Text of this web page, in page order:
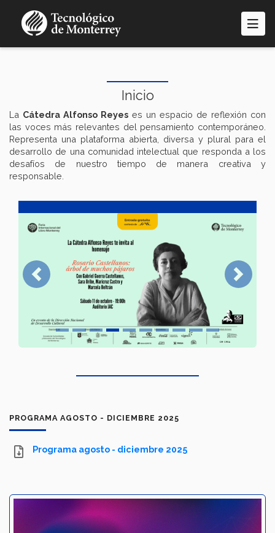
contenido
Inicio
La Cátedra Alfonso Reyes es un espacio de reflexión con
las voces más relevantes del pensamiento contemporáneo.
Representa una plataforma abierta, diversa y plural para el
desarrollo de una comunidad intelectual que responda a los
desafíos de nuestro tiempo de manera creativa y
responsable.
Previous Next
PROGRAMA AGOSTO - DICIEMBRE 2025
Programa agosto - diciembre 2025